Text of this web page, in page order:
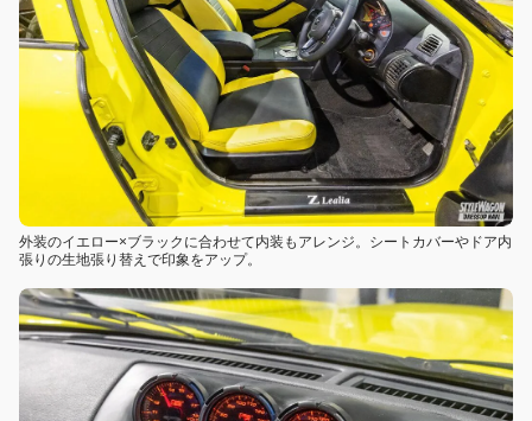
外装のイエロー×ブラックに合わせて内装もアレンジ。シートカバーやドア内
張りの生地張り替えで印象をアップ。